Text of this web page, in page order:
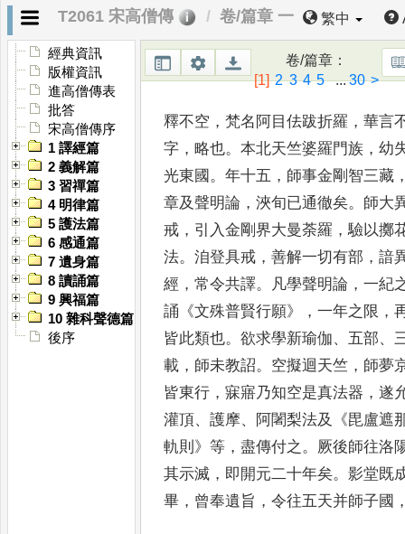
T2061 宋高僧傳 卷/篇章 一 繁中
經典資訊
版權資訊
進高僧傳表
批答
宋高僧傳序
1 譯經篇
2 義解篇
3 習禪篇
4 明律篇
5 護法篇
6 感通篇
7 遺身篇
8 讀誦篇
9 興福篇
10 雜科聲德篇
後序
卷/篇章 ：
[1] 2 3 4 5...30 >
徵驗 ，率為時所慢 吁 法醨薄
唐京兆大興善寺不空
釋不空 ，梵名阿目佉跋折羅 ，華言
字 ，略也。本北天竺婆羅門族 ，幼
光東國 。年十五 ， 師事金剛智三藏
章及聲明論 ，浹旬已通徹矣。 師大
戒 ， 引入金剛界大曼荼羅 ，驗以擲
法。洎登具戒 ，善解一切有部 ，諳
經 ，常令共譯。 凡學聲明論 ，一紀
誦 《文殊普賢行願》，一年之限 ，
皆此類也。欲求學新瑜伽、五部、
載 ， 師未教詔。 空擬迴天竺 ， 師夢
皆東行 ，寐寤乃知空是真法器 ，遂
灌頂、護摩、 阿闍梨法及 《毘盧遮
軌則 》等 ，盡傳付之。 厥後師往洛
其示滅 ， 即開元二十年矣。影堂既
畢 ， 曾奉遺旨 ，令往五天并師子國